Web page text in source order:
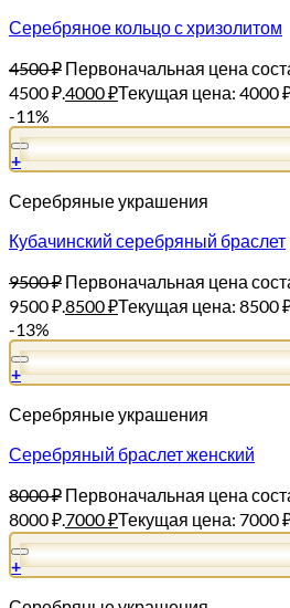
Серебряное кольцо с хризолитом
4500₽ Первоначальная цена
4500 ₽.4000₽Текущая цена: 4000
-11%
+
Серебряные украшения
Кубачинский серебряный браслет
9500₽ Первоначальная цена
9500 ₽.8500₽Текущая цена: 8500
-13%
+
Серебряные украшения
Серебряный браслет женский
8000₽ Первоначальная цена
8000 ₽.7000₽Текущая цена: 7000
+